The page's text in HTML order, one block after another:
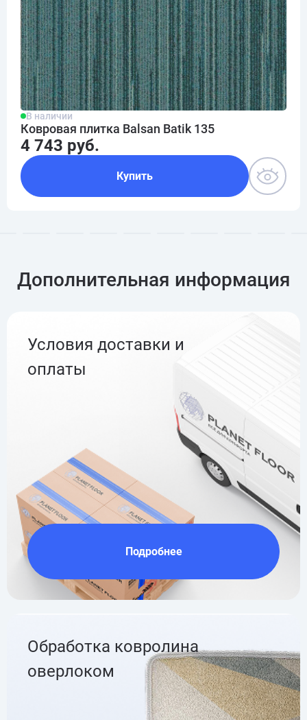
В наличии
Ковровая плитка Balsan Batik 135
4 743 руб.
Купить
Дополнительная информация
Условия доставки и
оплаты
Подробнее
Обработка ковролина
оверлоком